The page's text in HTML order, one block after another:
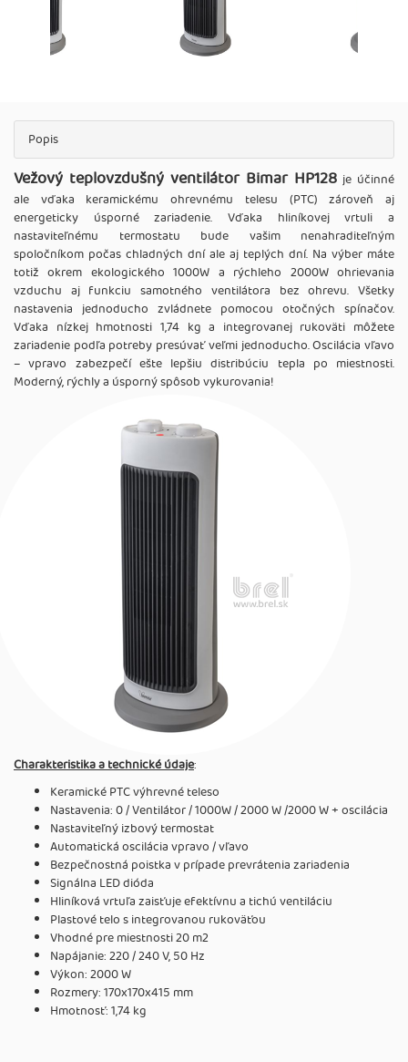
Popis
Vežový teplovzdušný ventilátor Bimar HP128 je účinné
ale vďaka keramickému ohrevnému telesu (PTC) zároveň aj
energeticky úsporné zariadenie. Vďaka hliníkovej vrtuli a
nastaviteľnému termostatu bude vašim nenahraditeľným
spoločníkom počas chladných dní ale aj teplých dní. Na výber máte
totiž okrem ekologického 1000W a rýchleho 2000W ohrievania
vzduchu aj funkciu samotného ventilátora bez ohrevu. Všetky
nastavenia jednoducho zvládnete pomocou otočných spínačov.
Vďaka nízkej hmotnosti 1,74 kg a integrovanej rukoväti môžete
zariadenie podľa potreby presúvať veľmi jednoducho. Oscilácia vľavo
– vpravo zabezpečí ešte lepšiu distribúciu tepla po miestnosti.
Moderný, rýchly a úsporný spôsob vykurovania!
Charakteristika a technické údaje:
Keramické PTC výhrevné teleso
Nastavenia: 0 / Ventilátor / 1000W / 2000 W /2000 W + oscilácia
Nastaviteľný izbový termostat
Automatická oscilácia vpravo / vľavo
Bezpečnostná poistka v prípade prevrátenia zariadenia
Signálna LED dióda
Hliníková vrtuľa zaisťuje efektívnu a tichú ventiláciu
Plastové telo s integrovanou rukoväťou
Vhodné pre miestnosti 20 m2
Napájanie: 220 / 240 V, 50 Hz
Výkon: 2000 W
Rozmery: 170x170x415 mm
Hmotnosť: 1,74 kg